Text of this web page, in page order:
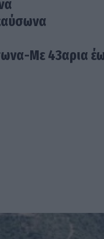
Με 43αρια